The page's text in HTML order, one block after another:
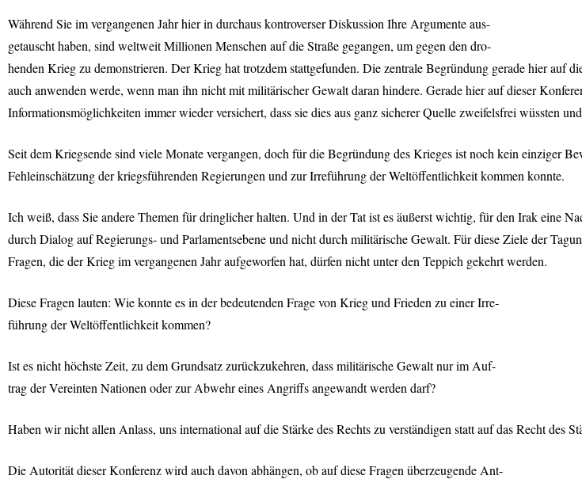
Während Sie im vergangenen Jahr hier in durchaus kontroverser Diskussion Ihre Argumente aus-
getauscht haben, sind weltweit Millionen Menschen auf die Straße gegangen, um gegen den dro-
henden Krieg zu demonstrieren. Der Krieg hat trotzdem stattgefunden. Die zentrale Begründung gerade hier auf
auch anwenden werde, wenn man ihn nicht mit militärischer Gewalt daran hindere. Gerade hier auf dieser
Informationsmöglichkeiten immer wieder versichert, dass sie dies aus ganz sicherer Quelle zweifelsfrei wüssten
Seit dem Kriegsende sind viele Monate vergangen, doch für die Begründung des Krieges ist noch kein einziger
Fehleinschätzung der kriegsführenden Regierungen und zur Irreführung der Weltöffentlichkeit kommen konnte.
Ich weiß, dass Sie andere Themen für dringlicher halten. Und in der Tat ist es äußerst wichtig, für den Irak eine
durch Dialog auf Regierungs- und Parlamentsebene und nicht durch militärische Gewalt. Für diese Ziele der
Fragen, die der Krieg im vergangenen Jahr aufgeworfen hat, dürfen nicht unter den Teppich gekehrt werden.
Diese Fragen lauten: Wie konnte es in der bedeutenden Frage von Krieg und Frieden zu einer Irre-
führung der Weltöffentlichkeit kommen?
Ist es nicht höchste Zeit, zu dem Grundsatz zurückzukehren, dass militärische Gewalt nur im Auf-
trag der Vereinten Nationen oder zur Abwehr eines Angriffs angewandt werden darf?
Haben wir nicht allen Anlass, uns international auf die Stärke des Rechts zu verständigen statt auf das Recht des
Die Autorität dieser Konferenz wird auch davon abhängen, ob auf diese Fragen überzeugende Ant-